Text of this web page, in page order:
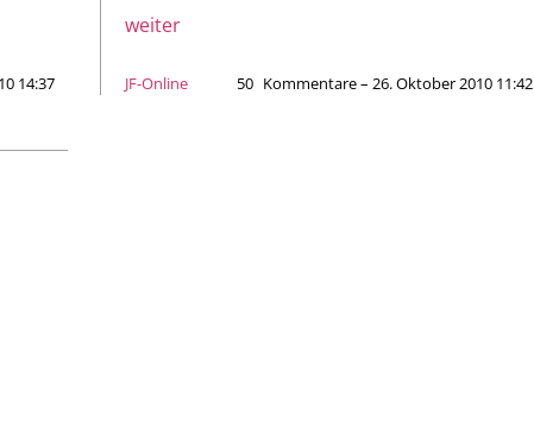
14:37
weiter
JF-Online 50 Kommentare – 26. Oktober 2010 11:42